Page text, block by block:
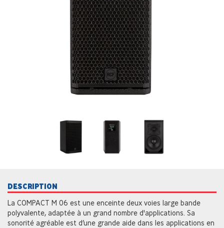
DESCRIPTION
La COMPACT M 06 est une enceinte deux voies large bande
polyvalente, adaptée à un grand nombre d'applications. Sa
sonorité agréable est d’une grande aide dans les applications en